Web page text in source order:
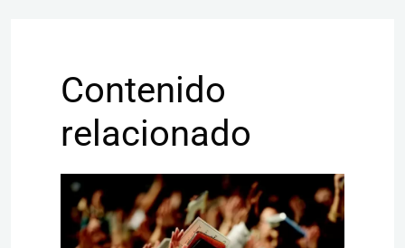
Contenido
relacionado